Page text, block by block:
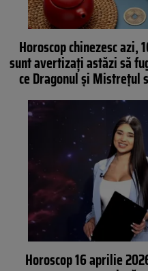
Horoscop chinezesc
sunt avertizați astăzi să
ce Dragonul și Mistrețul
Horoscop 16 aprilie